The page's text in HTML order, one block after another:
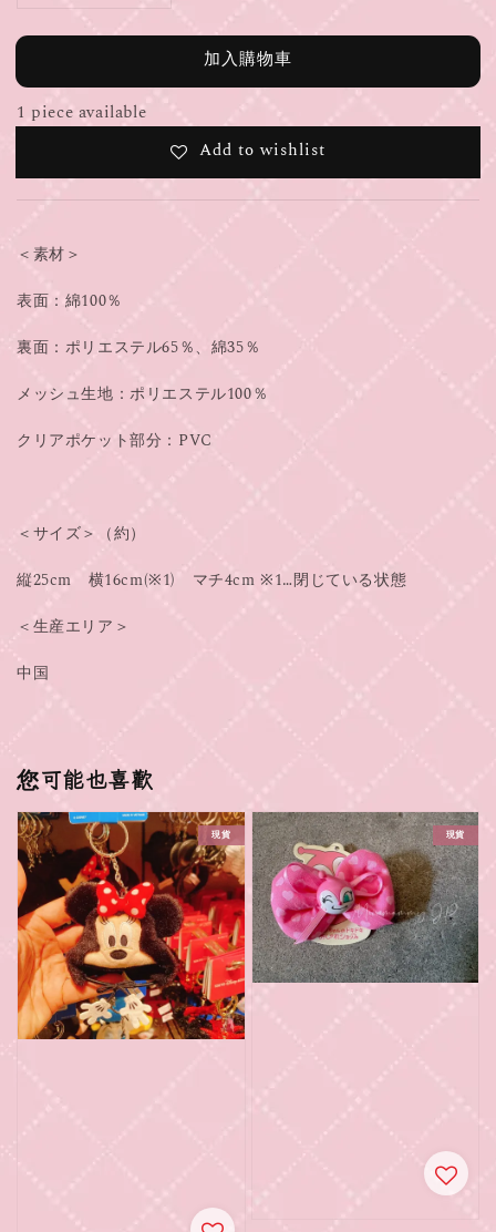
加入購物車
1 piece available
Add to wishlist
＜素材＞
表面：綿100％
裏面：ポリエステル65％、綿35％
メッシュ生地：ポリエステル100％
クリアポケット部分：PVC
＜サイズ＞（約）
縦25cm 横16cm(※1) マチ4cm ※1…閉じている状態
＜生産エリア＞
中国
您可能也喜歡
現貨 現貨